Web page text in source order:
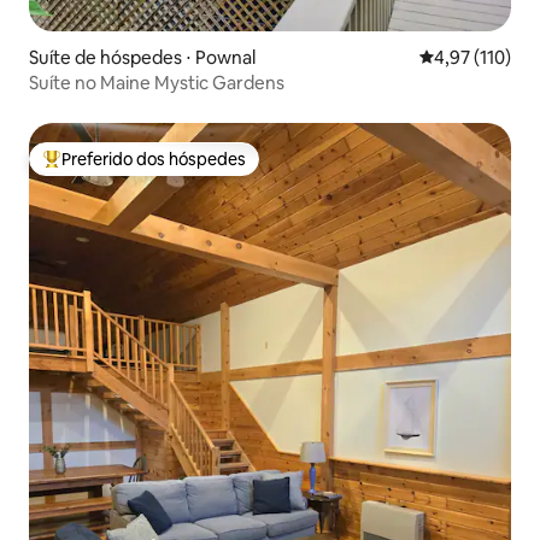
Suíte de hóspedes ⋅ Pownal 4,97 de uma
4,97 (110)
Suíte no Maine Mystic Gardens
Entre os melhores preferidos dos hóspedes
Preferido dos hóspedes